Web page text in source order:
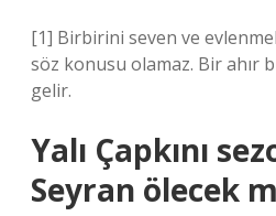
[1] Birbirini seven ve
söz konusu olamaz. Bir ahır
gelir.
Yalı Çapkını
Seyran ölecek